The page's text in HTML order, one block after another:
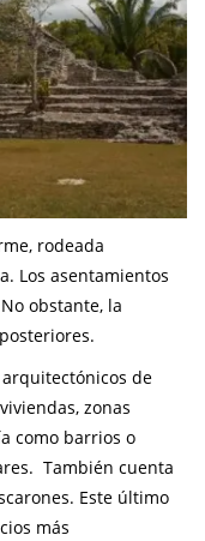
rodeada
Los asentamientos
obstante, la
de
zonas
como barrios o
También cuenta
Este último
más